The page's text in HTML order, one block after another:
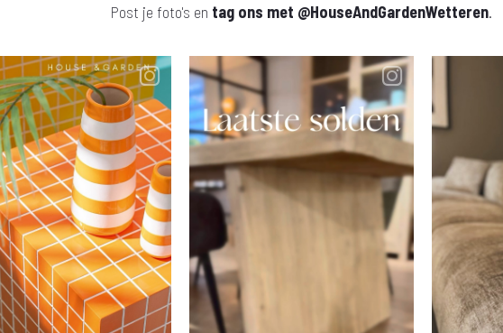
Post je foto's en tag ons met @HouseAndGardenWetteren.